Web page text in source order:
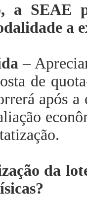
a SEAE
a
–
de
após
da